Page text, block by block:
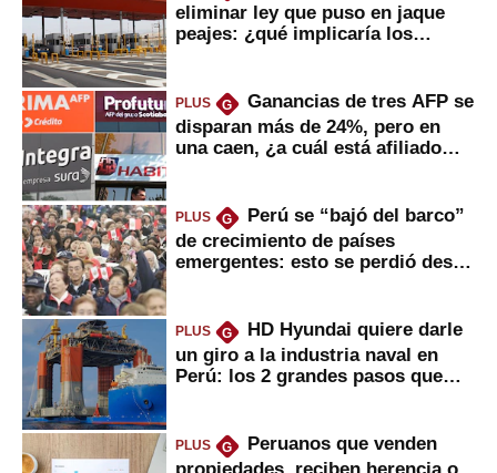
eliminar ley que puso en jaque
peajes: ¿qué implicaría los
PLUS G
Ganancias de tres AFP se
disparan más de 24%, pero en
una caen, ¿a cuál está afiliado
PLUS G
Perú se “bajó del barco”
de crecimiento de países
emergentes: esto se perdió desde
PLUS G
HD Hyundai quiere darle
un giro a la industria naval en
Perú: los 2 grandes pasos que
PLUS G
Peruanos que venden
propiedades, reciben herencia o